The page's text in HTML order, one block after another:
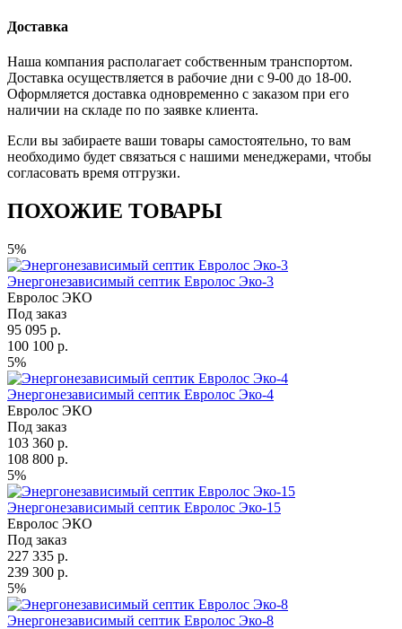
Доставка
Наша компания располагает собственным транспортом.
Доставка осуществляется в рабочие дни с 9-00 до 18-00.
Оформляется доставка одновременно с заказом при его
наличии на складе по по заявке клиента.
Если вы забираете ваши товары самостоятельно, то вам
необходимо будет связаться с нашими менеджерами, чтобы
согласовать время отгрузки.
ПОХОЖИЕ ТОВАРЫ
5%
Энергонезависимый септик Евролос Эко-3
Евролос ЭКО
Под заказ
95 095 р.
100 100 р.
5%
Энергонезависимый септик Евролос Эко-4
Евролос ЭКО
Под заказ
103 360 р.
108 800 р.
5%
Энергонезависимый септик Евролос Эко-15
Евролос ЭКО
Под заказ
227 335 р.
239 300 р.
5%
Энергонезависимый септик Евролос Эко-8